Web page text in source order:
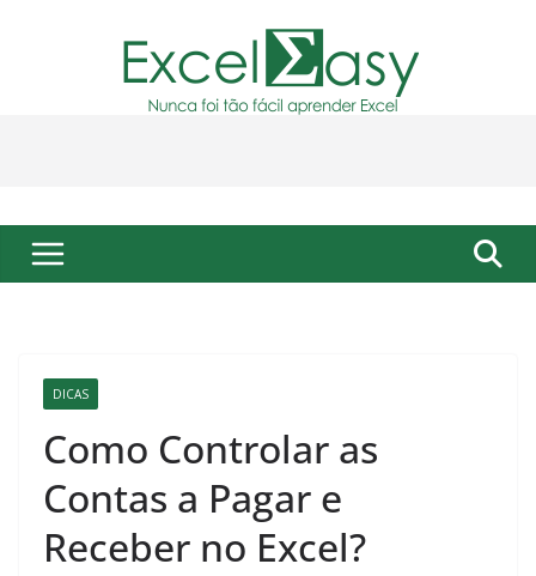
DICAS
Como Controlar as
Contas a Pagar e
Receber no Excel?